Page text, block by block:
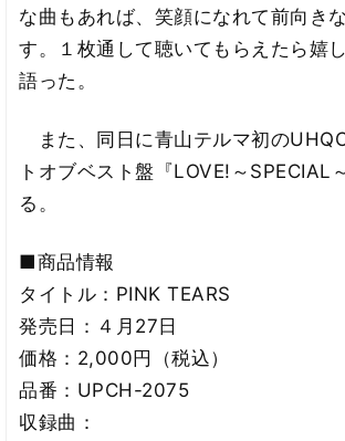
な曲もあれば、笑顔になれて前向き
す。１枚通して聴いてもらえたら嬉
語った。
また、同日に青山テルマ初の
トオブベスト盤『LOVE!～SPECIAL
る。
■商品情報
タイトル：PINK TEARS
発売日：４月27日
価格：2,000円（税込）
品番：UPCH-2075
収録曲：